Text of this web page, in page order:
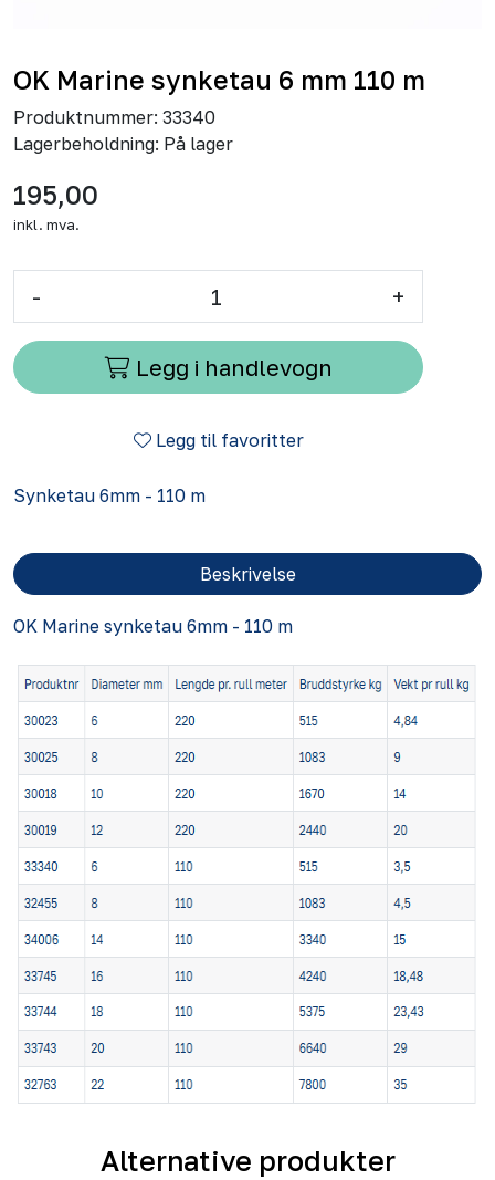
OK Marine synketau 6 mm 110 m
Produktnummer: 33340
Lagerbeholdning: På lager
195,00
inkl. mva.
- +
Legg i handlevogn
Legg til favoritter
Synketau 6mm - 110 m
Beskrivelse
OK Marine synketau 6mm - 110 m
Alternative produkter